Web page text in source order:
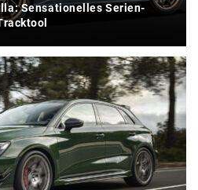
Sensationelles Serien-